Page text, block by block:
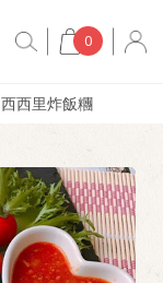
0
西西里炸飯糰